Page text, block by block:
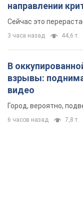
направлении
удалось
Сейчас это
3 часа назад 44,6 т.
В
взрывы:
видео
Город, вероятно,
6 часов назад 7,8 т.